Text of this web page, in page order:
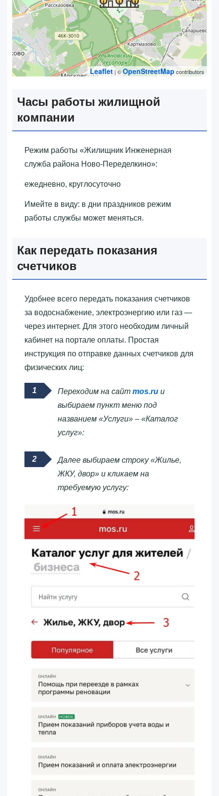
Leaflet | ©OpenStreetMap contributors
Часы работы жилищной
компании
Режим работы «‎Жилищник Инженерная
служба района Ново-Переделкино»‎:
ежедневно, круглосуточно
Имейте в виду: в дни праздников режим
работы службы может меняться.
Как передать показания
счетчиков
Удобнее всего передать показания счетчиков
за водоснабжение, электроэнергию или газ —
через интернет. Для этого необходим личный
кабинет на портале оплаты. Простая
инструкция по отправке данных счетчиков для
физических лиц:
Переходим на сайт mos.ru и
выбираем пункт меню под
названием «Услуги» – «Каталог
услуг»:
Далее выбираем строку «Жилье,
ЖКУ, двор» и кликаем на
требуемую услугу: